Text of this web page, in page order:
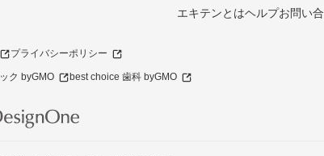
エキテンとはヘルプお問い
プライバシーポリシー
ク byGMO best choice 歯科 byGMO